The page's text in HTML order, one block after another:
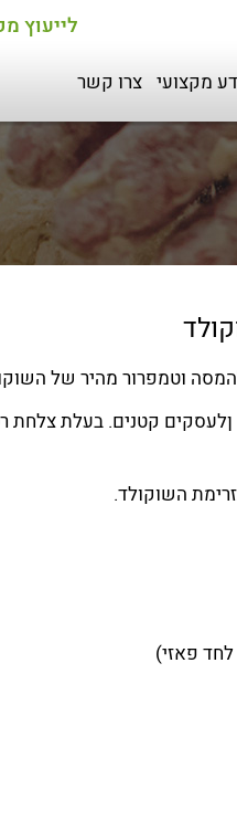
לייעוץ
מקצועי צרו קשר
ןלעסקים קטנים. בעלת
השוקולד.